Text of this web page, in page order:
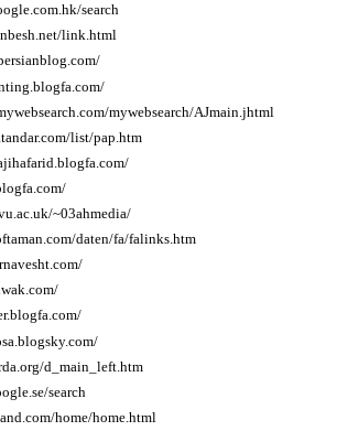
search
link.html
mywebsearch/AJmain.jhtml
list/pap.htm
~03ahmedia/
daten/fa/falinks.htm
d_main_left.htm
search
home/home.html